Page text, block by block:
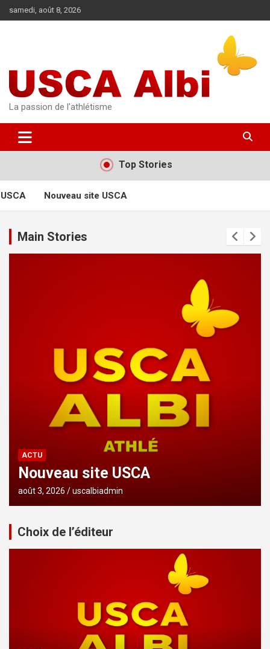
au
samedi, août 8, 2026
La passion de l'athlétisme
Top Stories
Nouveau site USCA
Main Stories
ACTU
Nouveau site USCA
août 3, 2026 uscalbiadmin
Choix de l’éditeur